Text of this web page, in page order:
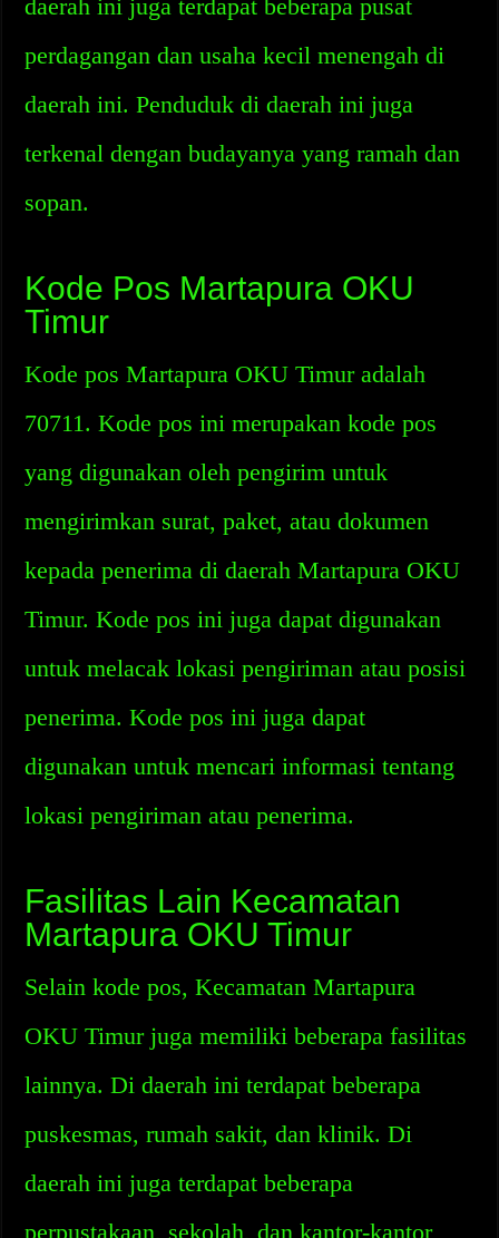
daerah ini juga terdapat beberapa pusat
perdagangan dan usaha kecil menengah di
daerah ini. Penduduk di daerah ini juga
terkenal dengan budayanya yang ramah dan
sopan.
Kode Pos Martapura OKU
Timur
Kode pos Martapura OKU Timur adalah
70711. Kode pos ini merupakan kode pos
yang digunakan oleh pengirim untuk
mengirimkan surat, paket, atau dokumen
kepada penerima di daerah Martapura OKU
Timur. Kode pos ini juga dapat digunakan
untuk melacak lokasi pengiriman atau posisi
penerima. Kode pos ini juga dapat
digunakan untuk mencari informasi tentang
lokasi pengiriman atau penerima.
Fasilitas Lain Kecamatan
Martapura OKU Timur
Selain kode pos, Kecamatan Martapura
OKU Timur juga memiliki beberapa fasilitas
lainnya. Di daerah ini terdapat beberapa
puskesmas, rumah sakit, dan klinik. Di
daerah ini juga terdapat beberapa
perpustakaan, sekolah, dan kantor-kantor